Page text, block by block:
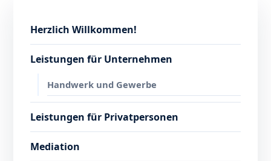
Herzlich Willkommen!
Leistungen für Unternehmen
Handwerk und Gewerbe
Leistungen für Privatpersonen
Mediation